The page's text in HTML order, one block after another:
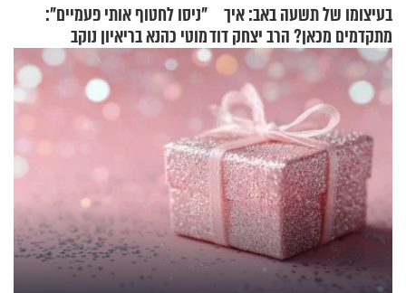
בעיצומו של תשעה באב: איך
מתקדמים מכאן? הרב יצחק דוד
גרוסמן בשיחה מיוחדת
"ניסו לחטוף אותי פעמיים":
מוטי כהנא בריאיון נוקב